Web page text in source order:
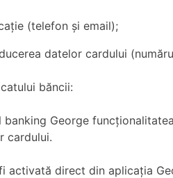
(telefon și email);
datelor cardului
băncii:
banking George funcționalitatea
cardului.
direct din aplicația